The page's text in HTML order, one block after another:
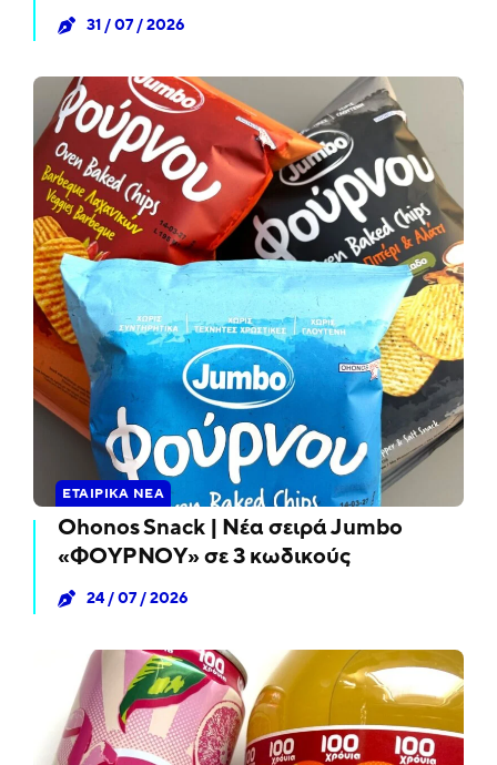
31 / 07 / 2026
ΕΤΑΙΡΙΚΆ ΝΈΑ
Ohonos Snack | Νέα σειρά Jumbo
«ΦΟΥΡΝΟΥ» σε 3 κωδικούς
24 / 07 / 2026